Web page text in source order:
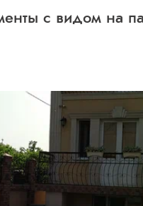
с видом на